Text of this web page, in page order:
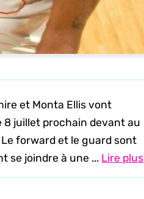
et Monta Ellis vont
8 juillet prochain devant au
Le forward et le guard sont
se joindre à une ... Lire plus